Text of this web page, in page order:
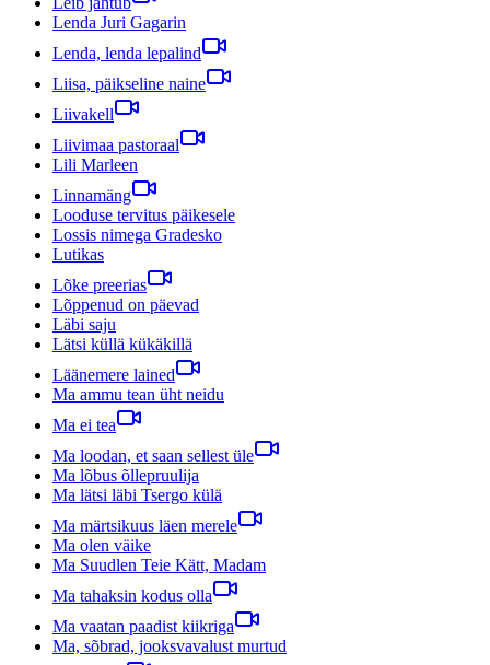
Lenda Juri Gagarin
Lenda, lenda lepalind
Liisa, päikseline naine
Liivakell
Liivimaa pastoraal
Lili Marleen
Linnamäng
Looduse tervitus päikesele
Lossis nimega Gradesko
Lutikas
Lõke preerias
Lõppenud on päevad
Läbi saju
Lätsi küllä kükäkillä
Läänemere lained
Ma ammu tean üht neidu
Ma ei tea
Ma loodan, et saan sellest üle
Ma lõbus õllepruulija
Ma lätsi läbi Tsergo külä
Ma märtsikuus läen merele
Ma olen väike
Ma Suudlen Teie Kätt, Madam
Ma tahaksin kodus olla
Ma vaatan paadist kiikriga
Ma, sõbrad, jooksvavalust murtud